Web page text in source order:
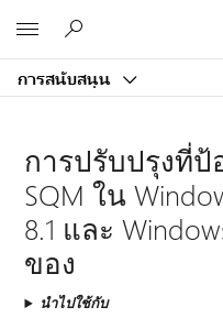
การสนับสนุน
การปรับปรุงที่
SQM ใน
8.1 และ
ของ
นำไปใช้กับ